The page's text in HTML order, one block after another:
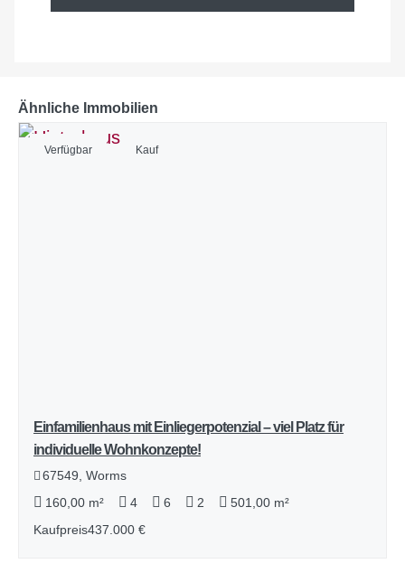
Ähnliche Immobilien
Verfügbar Kauf
Einfamilienhaus mit Einliegerpotenzial – viel Platz für
individuelle Wohnkonzepte!
67549, Worms
160,00 m²
4 6 2
501,00 m²
Kaufpreis437.000 €